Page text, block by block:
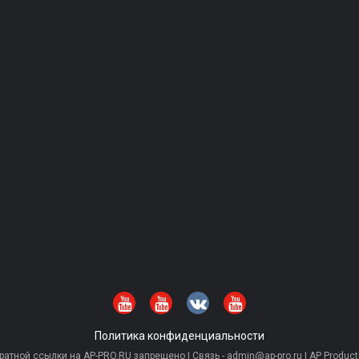
Политика конфиденциальности
ссылки на AP-PRO.RU запрещено | Связь - admin@ap-pro.ru | AP